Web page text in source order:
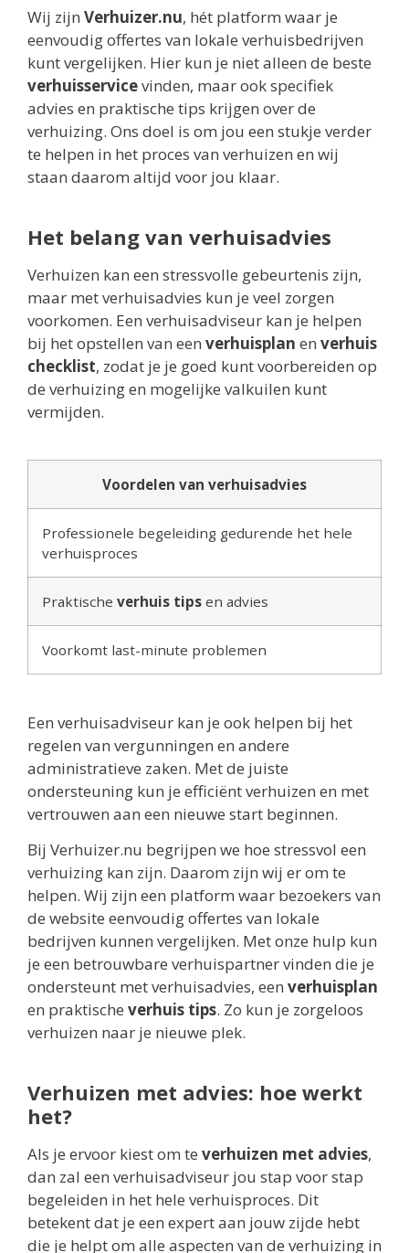
Wij zijn Verhuizer.nu, hét platform waar je
eenvoudig offertes van lokale verhuisbedrijven
kunt vergelijken. Hier kun je niet alleen de beste
verhuisservicevinden, maar ook specifiek
advies en praktische tips krijgen over de
verhuizing. Ons doel is om jou een stukje verder
te helpen in het proces van verhuizen en wij
staan daarom altijd voor jou klaar.
Het belang van verhuisadvies
Verhuizen kan een stressvolle gebeurtenis zijn,
maar met verhuisadvies kun je veel zorgen
voorkomen. Een verhuisadviseur kan je helpen
bij het opstellen van een verhuisplan en verhuis
checklist, zodat je je goed kunt voorbereiden op
de verhuizing en mogelijke valkuilen kunt
vermijden.
Voordelen van verhuisadvies
Professionele begeleiding gedurende het hele
verhuisproces
Praktische verhuis tips en advies
Voorkomt last-minute problemen
Een verhuisadviseur kan je ook helpen bij het
regelen van vergunningen en andere
administratieve zaken. Met de juiste
ondersteuning kun je efficiënt verhuizen en met
vertrouwen aan een nieuwe start beginnen.
Bij Verhuizer.nu begrijpen we hoe stressvol een
verhuizing kan zijn. Daarom zijn wij er om te
helpen. Wij zijn een platform waar bezoekers van
de website eenvoudig offertes van lokale
bedrijven kunnen vergelijken. Met onze hulp kun
je een betrouwbare verhuispartner vinden die je
ondersteunt met verhuisadvies, een verhuisplan
en praktische verhuis tips. Zo kun je zorgeloos
verhuizen naar je nieuwe plek.
Verhuizen met advies: hoe werkt
het?
Als je ervoor kiest om te verhuizen met advies,
dan zal een verhuisadviseur jou stap voor stap
begeleiden in het hele verhuisproces. Dit
betekent dat je een expert aan jouw zijde hebt
die je helpt om alle aspecten van de verhuizing in